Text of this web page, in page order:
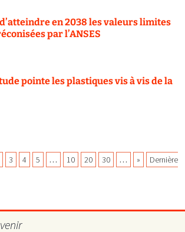
en 2038 les valeurs limites
par l’ANSES
pointe les plastiques vis à vis de la
3 4 5 … 10 20 30 … »
Dernière